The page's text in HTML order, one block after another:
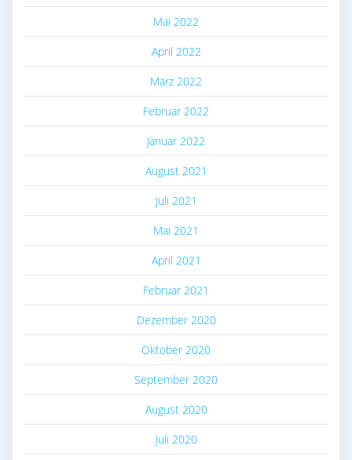
Mai 2022
April 2022
März 2022
Februar 2022
Januar 2022
August 2021
Juli 2021
Mai 2021
April 2021
Februar 2021
Dezember 2020
Oktober 2020
September 2020
August 2020
Juli 2020